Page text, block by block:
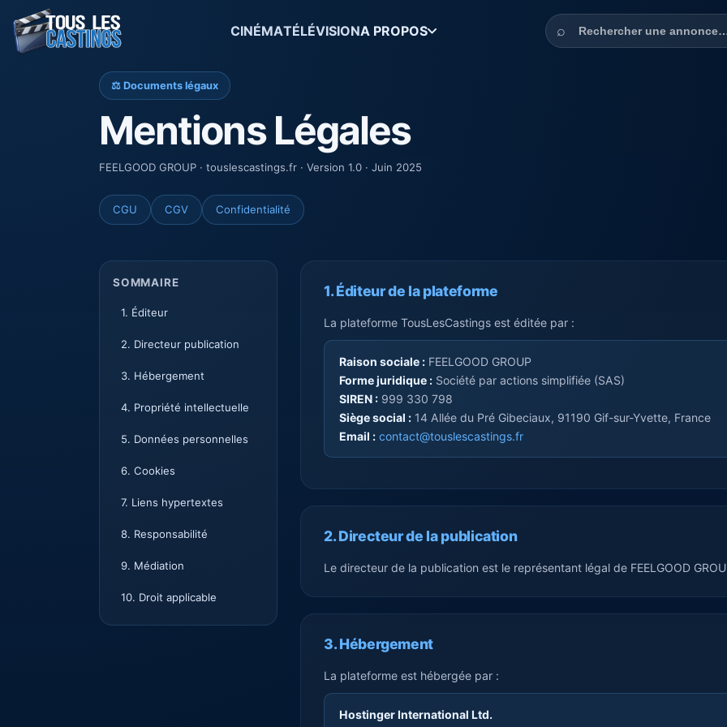
CINÉMATÉLÉVISIONA PROPOS Rechercher une annonce
⌕
⚖️ Documents légaux
Mentions Légales
FEELGOOD GROUP · touslescastings.fr · Version 1.0 · Juin 2025
CGU CGV Confidentialité
SOMMAIRE
1. Éditeur
2. Directeur publication
3. Hébergement
4. Propriété intellectuelle
5. Données personnelles
6. Cookies
7. Liens hypertextes
8. Responsabilité
9. Médiation
10. Droit applicable
1. Éditeur de la plateforme
La plateforme TousLesCastings est éditée par :
Raison sociale : FEELGOOD GROUP
Forme juridique : Société par actions simplifiée (SAS)
SIREN : 999 330 798
Siège social : 14 Allée du Pré Gibeciaux, 91190 Gif-sur-Yvette, France
Email : contact@touslescastings.fr
2. Directeur de la publication
Le directeur de la publication est le représentant légal de FEELGOOD
3. Hébergement
La plateforme est hébergée par :
Hostinger International Ltd.